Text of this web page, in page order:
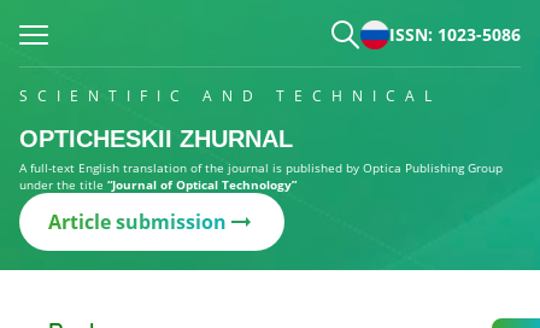
ISSN: 1023-5086
SCIENTIFIC AND TECHNICAL
OPTICHESKII ZHURNAL
A full-text English translation of the journal is published by Optica Publishing Group
under the title “Journal of Optical Technology”
Article submission